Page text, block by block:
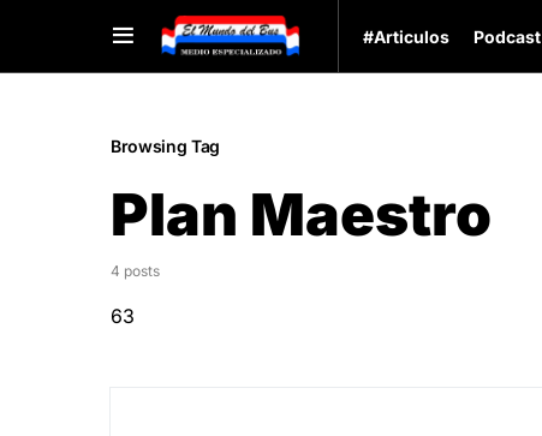
#Articulos Podcast
Browsing Tag
Plan Maestro
4 posts
63